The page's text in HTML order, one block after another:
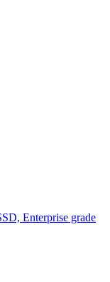
Enterprise grade